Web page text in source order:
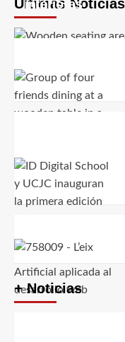
Últimas Noticias
interiores
+ Noticias